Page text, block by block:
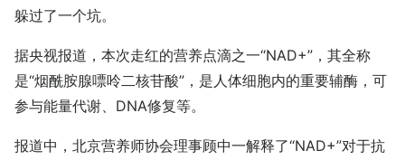
躲过了一个坑。
据央视报道，本次走红的营养点滴之一“NAD+”，其全称
是“烟酰胺腺嘌呤二核苷酸”，是人体细胞内的重要辅酶，可
参与能量代谢、DNA修复等。
报道中，北京营养师协会理事顾中一解释了“NAD+”对于抗